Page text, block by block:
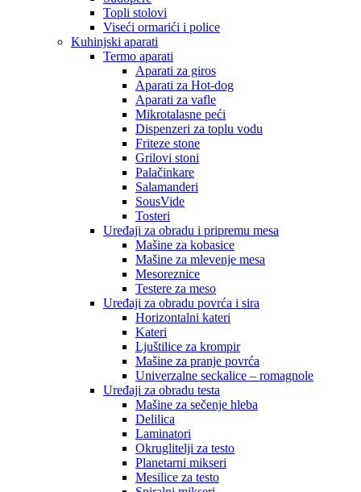
Topli stolovi
Viseći ormarići i police
Kuhinjski aparati
Termo aparati
Aparati za giros
Aparati za Hot-dog
Aparati za vafle
Mikrotalasne peći
Dispenzeri za toplu vodu
Friteze stone
Grilovi stoni
Palačinkare
Salamanderi
SousVide
Tosteri
Uređaji za obradu i pripremu mesa
Mašine za kobasice
Mašine za mlevenje mesa
Mesoreznice
Testere za meso
Uređaji za obradu povrća i sira
Horizontalni kateri
Kateri
Ljuštilice za krompir
Mašine za pranje povrća
Univerzalne seckalice – romagnole
Uređaji za obradu testa
Mašine za sečenje hleba
Delilica
Laminatori
Okruglitelji za testo
Planetarni mikseri
Mesilice za testo